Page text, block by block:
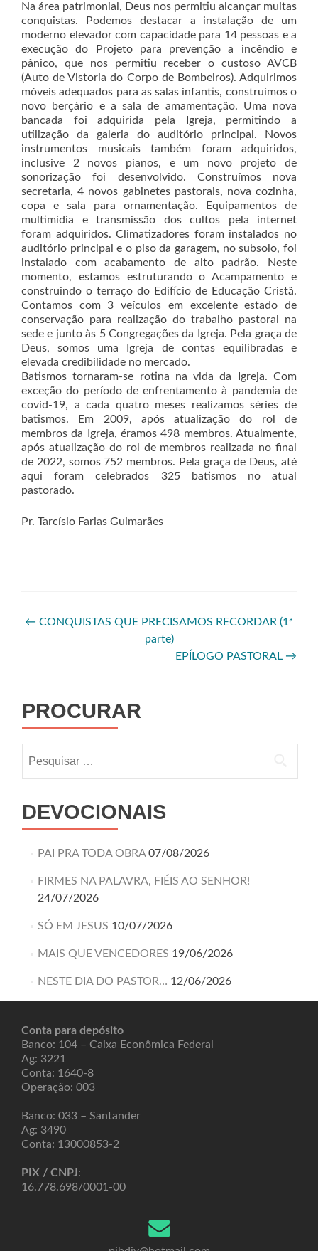
Na área patrimonial, Deus nos permitiu alcançar muitas
conquistas. Podemos destacar a instalação de um
moderno elevador com capacidade para 14 pessoas e a
execução do Projeto para prevenção a incêndio e
pânico, que nos permitiu receber o custoso AVCB
(Auto de Vistoria do Corpo de Bombeiros). Adquirimos
móveis adequados para as salas infantis, construímos o
novo berçário e a sala de amamentação. Uma nova
bancada foi adquirida pela Igreja, permitindo a
utilização da galeria do auditório principal. Novos
instrumentos musicais também foram adquiridos,
inclusive 2 novos pianos, e um novo projeto de
sonorização foi desenvolvido. Construímos nova
secretaria, 4 novos gabinetes pastorais, nova cozinha,
copa e sala para ornamentação. Equipamentos de
multimídia e transmissão dos cultos pela internet
foram adquiridos. Climatizadores foram instalados no
auditório principal e o piso da garagem, no subsolo, foi
instalado com acabamento de alto padrão. Neste
momento, estamos estruturando o Acampamento e
construindo o terraço do Edifício de Educação Cristã.
Contamos com 3 veículos em excelente estado de
conservação para realização do trabalho pastoral na
sede e junto às 5 Congregações da Igreja. Pela graça de
Deus, somos uma Igreja de contas equilibradas e
elevada credibilidade no mercado.
Batismos tornaram-se rotina na vida da Igreja. Com
exceção do período de enfrentamento à pandemia de
covid-19, a cada quatro meses realizamos séries de
batismos. Em 2009, após atualização do rol de
membros da Igreja, éramos 498 membros. Atualmente,
após atualização do rol de membros realizada no final
de 2022, somos 752 membros. Pela graça de Deus, até
aqui foram celebrados 325 batismos no atual
pastorado.
Pr. Tarcísio Farias Guimarães
← CONQUISTAS QUE PRECISAMOS RECORDAR (1ª
parte)
EPÍLOGO PASTORAL →
PROCURAR
DEVOCIONAIS
PAI PRA TODA OBRA 07/08/2026
FIRMES NA PALAVRA, FIÉIS AO SENHOR!
24/07/2026
SÓ EM JESUS 10/07/2026
MAIS QUE VENCEDORES 19/06/2026
NESTE DIA DO PASTOR… 12/06/2026
Conta para depósito
Banco: 104 – Caixa Econômica Federal
Ag: 3221
Conta: 1640-8
Operação: 003
Banco: 033 – Santander
Ag: 3490
Conta: 13000853-2
PIX / CNPJ:
16.778.698/0001-00